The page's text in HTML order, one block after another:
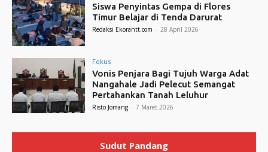
Siswa Penyintas Gempa di Flores
Timur Belajar di Tenda Darurat
Redaksi Ekorantt.com - 28 April 2026
Fokus
Vonis Penjara Bagi Tujuh Warga Adat
Nangahale Jadi Pelecut Semangat
Pertahankan Tanah Leluhur
Risto Jomang - 7 Maret 2026
Sudut Pandang